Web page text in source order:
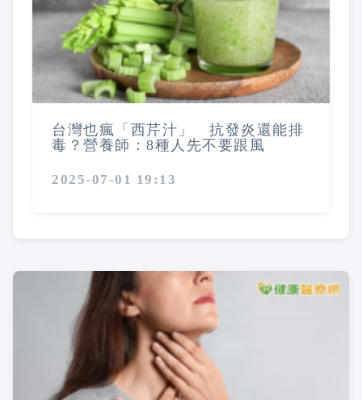
台灣也瘋「西芹汁」 抗發炎還能排
毒？營養師：8種人先不要跟風
2025-07-01 19:13